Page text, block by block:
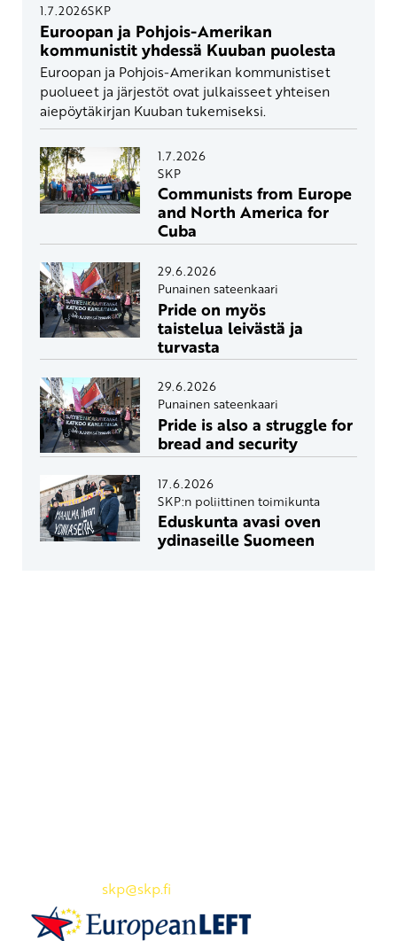
1.7.2026SKP
Euroopan ja Pohjois-Amerikan
kommunistit yhdessä Kuuban puolesta
Euroopan ja Pohjois-Amerikan kommunistiset
puolueet ja järjestöt ovat julkaisseet yhteisen
aiepöytäkirjan Kuuban tukemiseksi.
1.7.2026
SKP
Communists from Europe
and North America for
Cuba
29.6.2026
Punainen sateenkaari
Pride on myös
taistelua leivästä ja
turvasta
29.6.2026
Punainen sateenkaari
Pride is also a struggle for
bread and security
17.6.2026
SKP:n poliittinen toimikunta
Eduskunta avasi oven
ydinaseille Suomeen
skp@skp.fi